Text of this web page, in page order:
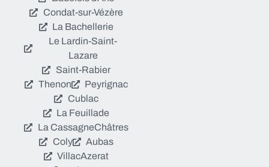
Condat-sur-Vézère
La Bachellerie
Le Lardin-Saint-
Lazare
Saint-Rabier
Thenon
Peyrignac
Cublac
La Feuillade
La CassagneChâtres
Coly
Aubas
VillacAzerat